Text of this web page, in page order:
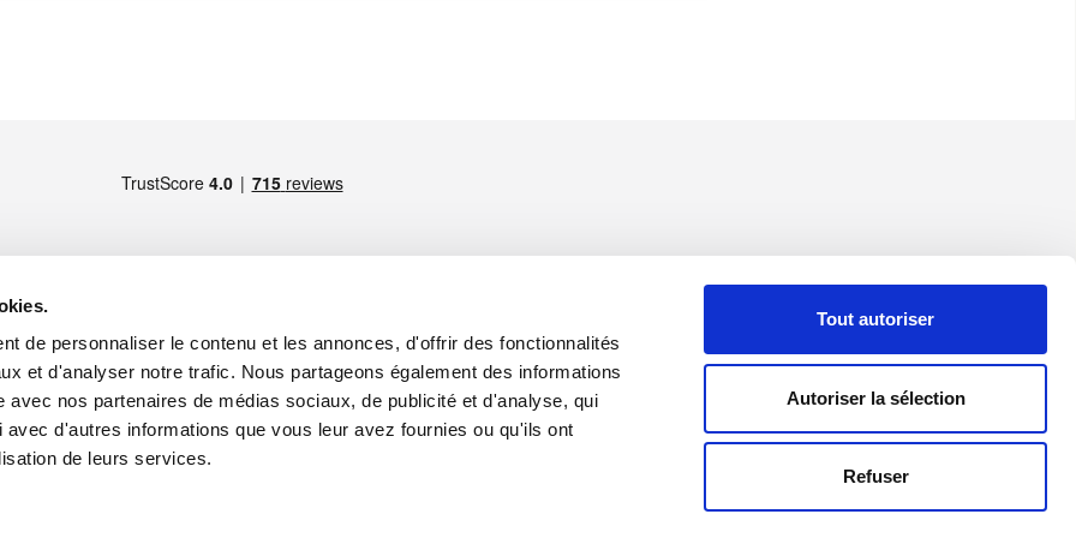
de personnaliser le contenu et les annonces, d'offrir des fonctionnalités
et d'analyser notre trafic. Nous partageons également des informations
avec nos partenaires de médias sociaux, de publicité et d'analyse, qui
d'autres informations que vous leur avez fournies ou qu'ils ont
de leurs services.
Tout autoriser
Autoriser la sélection
Refuser
- Maps
MEMBRE DE